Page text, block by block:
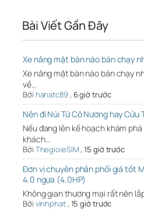
Bài Viết Gần Đây
Xe nâng mặt bàn nào bán chạy
Xe nâng mặt bàn nào bán chạy
về…
Bởi hanatc89, 6 giờ trước
Nên đi Núi Tứ Cô Nương hay Cửu
Nếu đang lên kế hoạch khám
khách…
Bởi ThegioieSIM,15 giờ trước
Đơn vị chuyên phân phối giá tốt
4.0 ngựa (4.0HP)
Không gian thương mại rất nên
Bởi vinhphat, 15 giờ trước